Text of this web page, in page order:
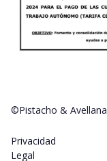
©Pistacho &
Privacidad
Legal